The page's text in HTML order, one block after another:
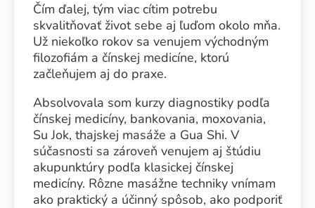
Čím ďalej, tým viac cítim potrebu
skvalitňovať život sebe aj ľuďom okolo mňa.
Už niekoľko rokov sa venujem východným
filozofiám a čínskej medicíne, ktorú
začleňujem aj do praxe.
Absolvovala som kurzy diagnostiky podľa
čínskej medicíny, bankovania, moxovania,
Su Jok, thajskej masáže a Gua Shi. V
súčasnosti sa zároveň venujem aj štúdiu
akupunktúry podľa klasickej čínskej
medicíny. Rôzne masážne techniky vnímam
ako praktický a účinný spôsob, ako podporiť